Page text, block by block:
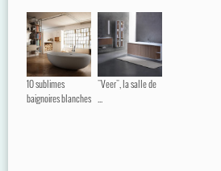
10 sublimes
baignoires blanches
"Veer", la salle de